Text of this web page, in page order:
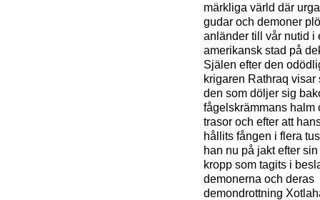
märkliga värld där
gudar och demoner
anländer till vår nutid i
amerikansk stad på
Själen efter den
krigaren Rathraq visar
den som döljer sig
fågelskrämmans halm
trasor och efter att
hållits fången i flera
han nu på jakt efter
kropp som tagits i
demonerna och deras
demondrottning